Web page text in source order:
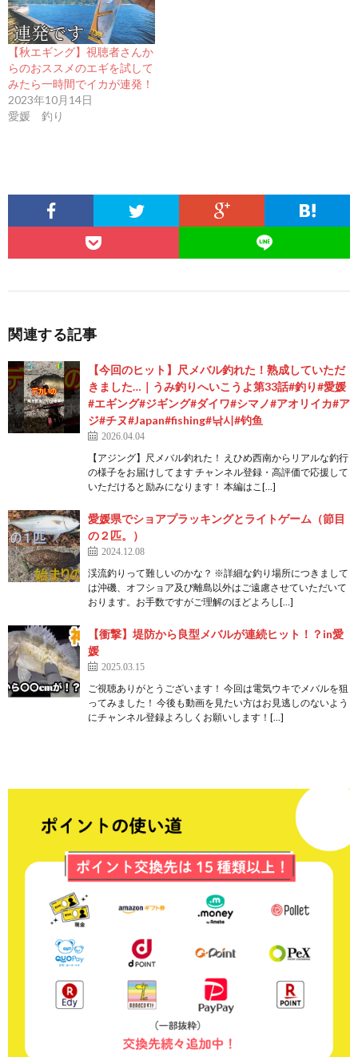
【秋エギング】視聴者さんか
らのおススメのエギを試して
みたら一時間でイカが連発！
2023年10月14日
愛媛 釣り
関連する記事
【今回のヒット】尺メバル釣れた！熟成していただ
きました…｜うみ釣りへいこうよ第33話#釣り#愛媛
#エギング#ジギング#ダイワ#シマノ#アオリイカ#ア
ジ#チヌ#Japan#fishing#낚시#钓鱼
2026.04.04
【アジング】尺メバル釣れた！ えひめ西南からリアルな釣行
の様子をお届けしてます チャンネル登録・高評価で応援して
いただけると励みになります！ 本編はこ[…]
愛媛県でショアプラッキングとライトゲーム（節目
の２匹。）
2024.12.08
渓流釣りって難しいのかな？ ※詳細な釣り場所につきまして
は沖磯、オフショア及び離島以外はご遠慮させていただいて
おります。お手数ですがご理解のほどよろし[…]
【衝撃】堤防から良型メバルが連続ヒット！？in愛
媛
2025.03.15
ご視聴ありがとうございます！ 今回は電気ウキでメバルを狙
ってみました！ 今後も動画を見たい方はお見逃しのないよう
にチャンネル登録よろしくお願いします！[…]